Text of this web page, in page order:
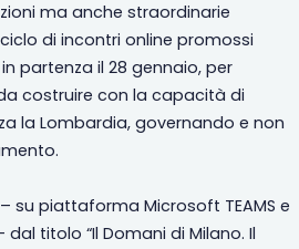
ma anche straordinarie
ciclo di incontri online promossi
partenza il 28 gennaio, per
costruire con la capacità di
la Lombardia, governando e non
su piattaforma Microsoft TEAMS e
dal titolo “Il Domani di Milano. Il